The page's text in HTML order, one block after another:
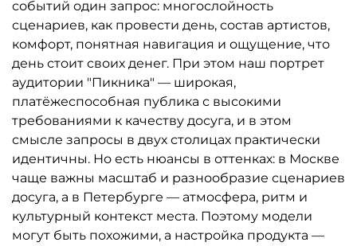
событий один запрос: многослойность
сценариев, как провести день, состав артистов,
комфорт, понятная навигация и ощущение, что
день стоит своих денег. При этом наш портрет
аудитории "Пикника" — широкая,
платёжеспособная публика с высокими
требованиями к качеству досуга, и в этом
смысле запросы в двух столицах практически
идентичны. Но есть нюансы в оттенках: в Москве
чаще важны масштаб и разнообразие сценариев
досуга, а в Петербурге — атмосфера, ритм и
культурный контекст места. Поэтому модели
могут быть похожими, а настройка продукта —